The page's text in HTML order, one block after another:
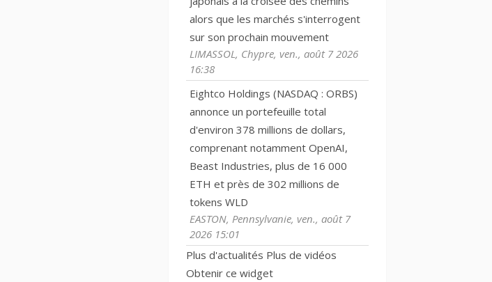
alors que les marchés s'interrogent
sur son prochain mouvement
LIMASSOL, Chypre, ven., août 7 2026
16:38
Eightco Holdings (NASDAQ : ORBS)
annonce un portefeuille total
d'environ 378 millions de dollars,
comprenant notamment OpenAI,
Beast Industries, plus de 16 000
ETH et près de 302 millions de
tokens WLD
EASTON, Pennsylvanie, ven., août 7
2026 15:01
Plus d'actualités Plus de vidéos
Obtenir ce widget